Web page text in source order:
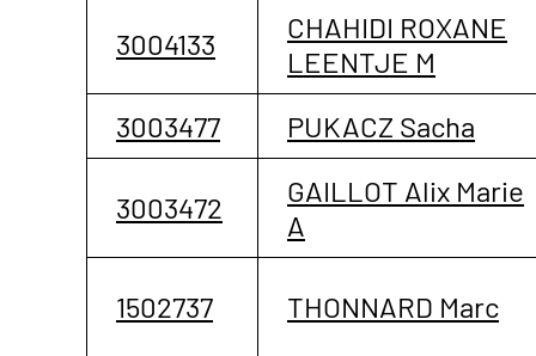
3004133
CHAHIDI ROXANE
LEENTJE M
3003477
PUKACZ Sacha
3003472
GAILLOT Alix Marie
A
1502737 THONNARD Marc